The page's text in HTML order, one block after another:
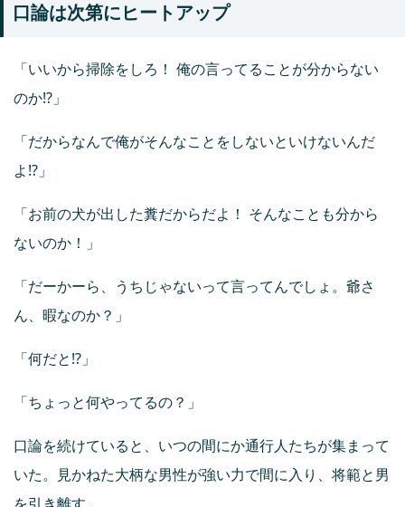
口論は次第にヒートアップ
「いいから掃除をしろ！ 俺の言ってることが分からない
のか⁉」
「だからなんで俺がそんなことをしないといけないんだ
よ⁉」
「お前の犬が出した糞だからだよ！ そんなことも分から
ないのか！」
「だーかーら、うちじゃないって言ってんでしょ。爺さ
ん、暇なのか？」
「何だと⁉」
「ちょっと何やってるの？」
口論を続けていると、いつの間にか通行人たちが集まって
いた。見かねた大柄な男性が強い力で間に入り、将範と男